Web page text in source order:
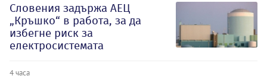
Словения задържа АЕЦ
„Кръшко“ в работа, за да
избегне риск за
електросистемата
4 часа